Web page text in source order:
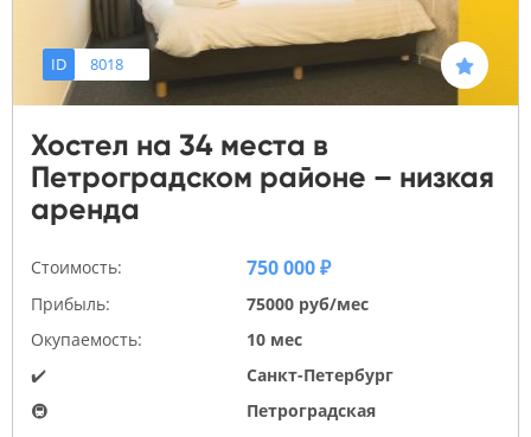
ID 8018
Хостел на 34 места в
Петроградском районе – низкая
аренда
Стоимость: 750 000 ₽
Прибыль:
75000 руб/мес
Окупаемость:
10 мес
✔️
Санкт-Петербург
🚇
Петроградская